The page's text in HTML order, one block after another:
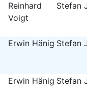
Reinhard
Voigt
Stefan
Erwin Hänig Stefan
Erwin Hänig Stefan